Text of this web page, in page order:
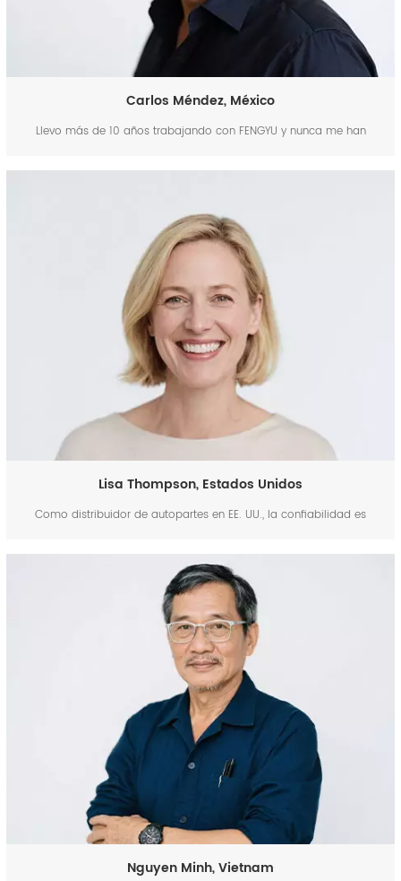
Carlos Méndez, México
Llevo más de 10 años trabajando con FENGYU y nunca me han
grandes. ¿Las piezas? Hasta ahora, cero defectos. Una vez,
entregaron justo a tiempo. Mis mecánicos no paran de el...
Lisa Thompson, Estados Unidos
Como distribuidor de autopartes en EE. UU., la confiabilidad es
de primera calidad que cumplen con nuestros estrictos estándares,
envíos rapidísimos (¡recibimos un pedido urgente en tan solo 20
días!) y un soporte excepcional. Su equi...
Nguyen Minh, Vietnam